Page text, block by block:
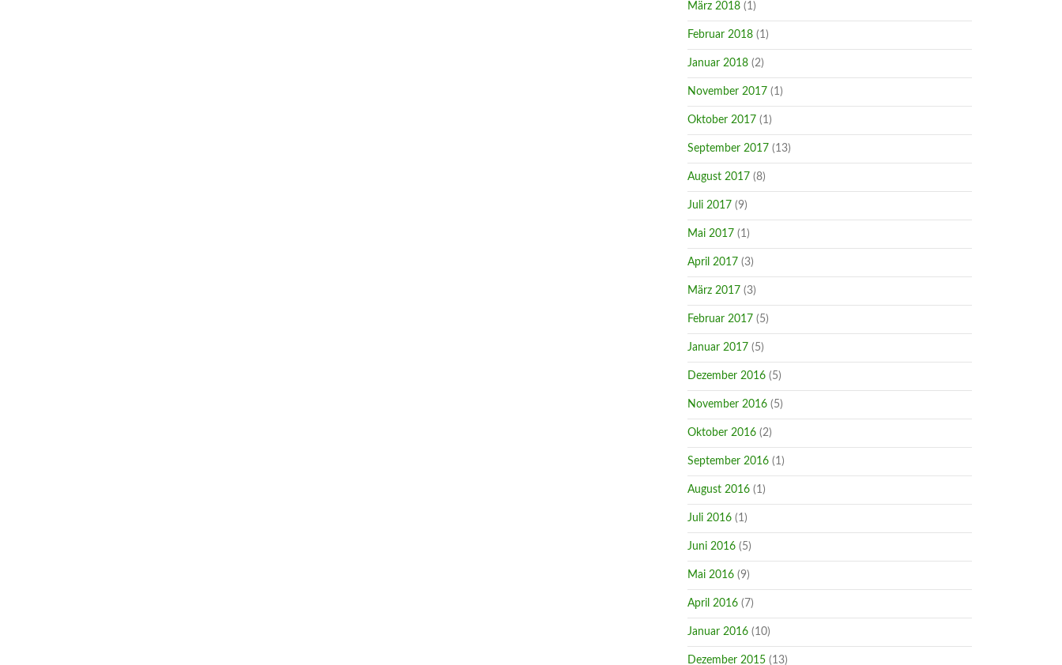
März 2018 (1)
Februar 2018 (1)
Januar 2018 (2)
November 2017 (1)
Oktober 2017 (1)
September 2017 (13)
August 2017 (8)
Juli 2017 (9)
Mai 2017 (1)
April 2017 (3)
März 2017 (3)
Februar 2017 (5)
Januar 2017 (5)
Dezember 2016 (5)
November 2016 (5)
Oktober 2016 (2)
September 2016 (1)
August 2016 (1)
Juli 2016 (1)
Juni 2016 (5)
Mai 2016 (9)
April 2016 (7)
Januar 2016 (10)
Dezember 2015 (13)